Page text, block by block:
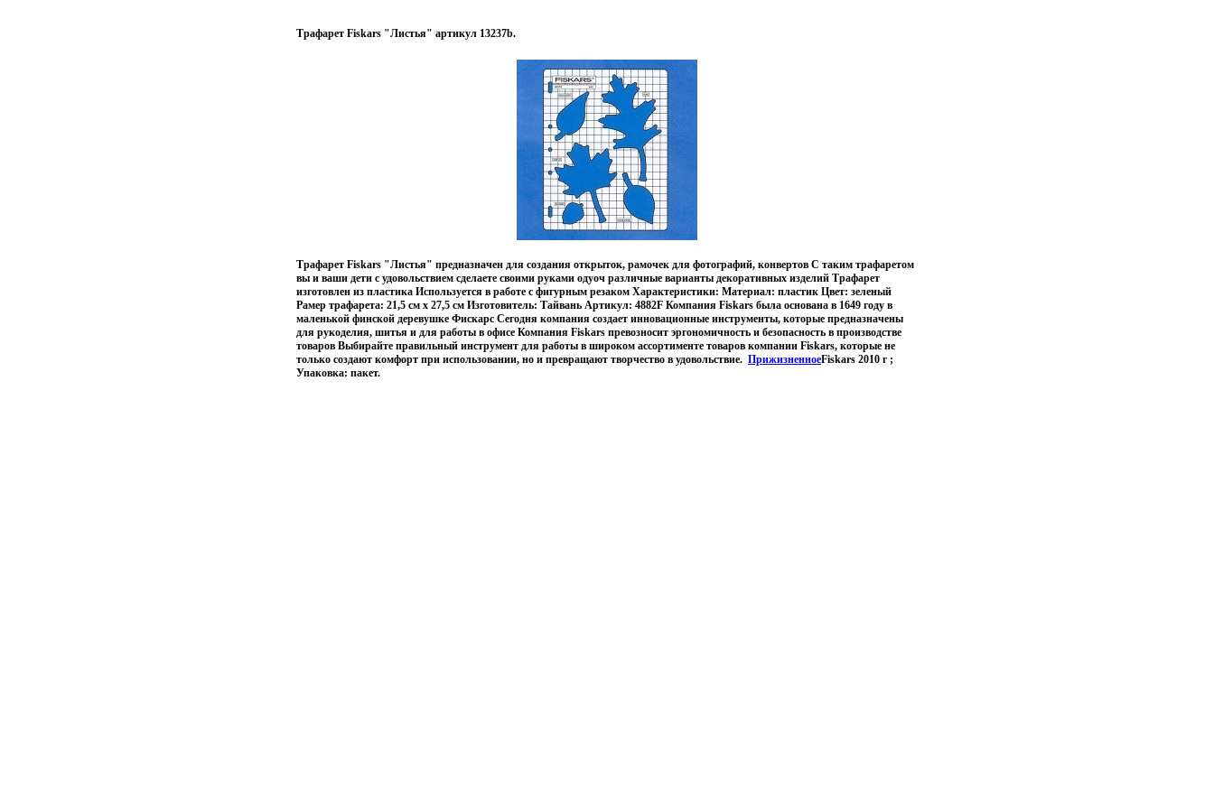
Трафарет Fiskars "Листья" артикул 13237b.
Трафарет Fiskars "Листья" предназначен для создания открыток, рамочек для фотографий, конвертов С таким трафаретом
вы и ваши дети с удовольствием сделаете своими руками одуоч различные варианты декоративных изделий Трафарет
изготовлен из пластика Используется в работе с фигурным резаком Характеристики: Материал: пластик Цвет: зеленый
Рамер трафарета: 21,5 см х 27,5 см Изготовитель: Тайвань Артикул: 4882F Компания Fiskars была основана в 1649 году в
маленькой финской деревушке Фискарс Сегодня компания создает инновационные инструменты, которые предназначены
для рукоделия, шитья и для работы в офисе Компания Fiskars превозносит эргономичность и безопасность в производстве
товаров Выбирайте правильный инструмент для работы в широком ассортименте товаров компании Fiskars, которые не
только создают комфорт при использовании, но и превращают творчество в удовольствие. ПрижизненноеFiskars 2010 г ;
Упаковка: пакет.